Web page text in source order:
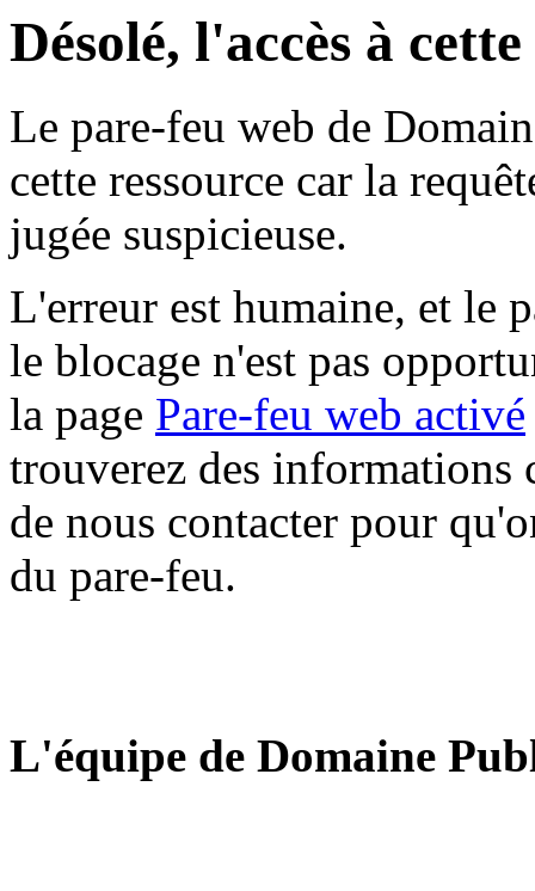
Désolé, l'accès à
Le pare-feu web de
cette ressource car la
jugée suspicieuse.
L'erreur est humaine, et le
le blocage n'est pas
la page Pare-feu web activé
trouverez des informations
de nous contacter pour
du pare-feu.
L'équipe de Domaine